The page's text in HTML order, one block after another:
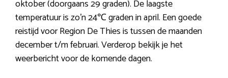
oktober (doorgaans 29 graden). De laagste
temperatuur is zo’n 24℃ graden in april. Een goede
reistijd voor Region De Thies is tussen de maanden
december t/m februari. Verderop bekijk je het
weerbericht voor de komende dagen.